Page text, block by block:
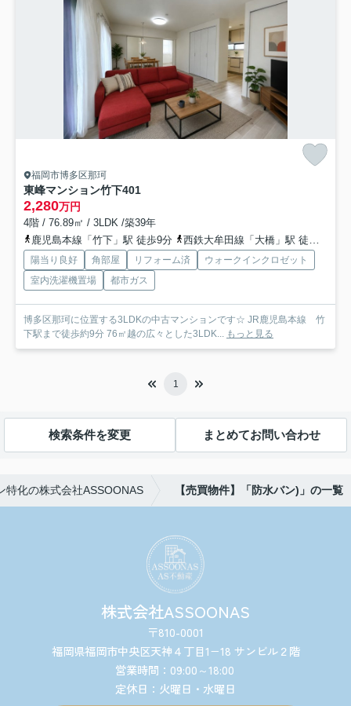
福岡市博多区那珂
東峰マンション竹下401
2,280万円
4階 / 76.89㎡ / 3LDK /築39年
鹿児島本線「竹下」駅 徒歩9分
西鉄大牟田線「大橋」駅 徒歩26分
陽当り良好 角部屋 リフォーム済
ウォークインクロゼット
室内洗濯機置場
都市ガス
博多区那珂に位置する3LDKの中古マンションです☆ JR鹿児島本線 竹
下駅まで徒歩約9分 76㎡越の広々とした3LDK...
もっと見る
1
検索条件を変更 まとめてお問い合わせ
特化の株式会社ASSOONAS 【売買物件】「防水バン)」の一覧
株式会社ASSOONAS
〒810-0001
福岡県福岡市中央区天神４丁目1−18 サンビル２階
営業時間：09:00～18:00
定休日：火曜日・水曜日